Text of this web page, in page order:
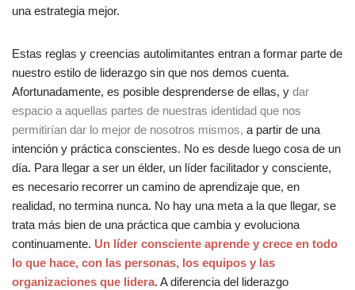
una estrategia mejor.
Estas reglas y creencias autolimitantes entran a formar parte de
nuestro estilo de liderazgo sin que nos demos cuenta.
Afortunadamente, es posible desprenderse de ellas, y dar
espacio a aquellas partes de nuestras identidad que nos
permitirían dar lo mejor de nosotros mismos, a partir de una
intención y práctica conscientes. No es desde luego cosa de un
día. Para llegar a ser un élder, un lí­der facilitador y consciente,
es necesario recorrer un camino de aprendizaje que, en
realidad, no termina nunca. No hay una meta a la que llegar, se
trata más bien de una práctica que cambia y evoluciona
continuamente. Un lí­der consciente aprende y crece en todo
lo que hace, con las personas, los equipos y las
organizaciones que lidera. A diferencia del liderazgo